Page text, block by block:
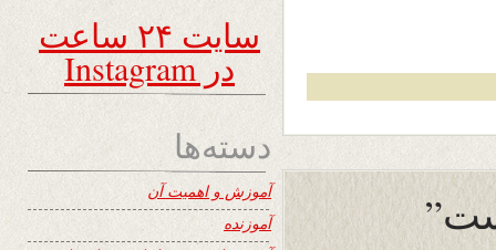
سایت ۲۴ ساعت
در Instagram
دسته‌ها
آموزش و اهمیت آن
آموزنده